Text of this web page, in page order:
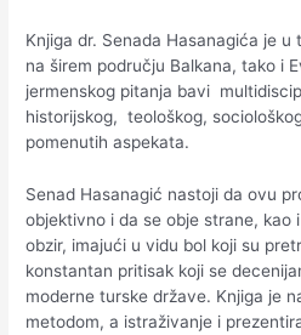
Knjiga dr. Senada Hasanagića je
na širem području Balkana, tako i
jermenskog pitanja bavi
historijskog, teološkog,
pomenutih aspekata.
Senad Hasanagić nastoji da ovu
objektivno i da se obje strane, kao
obzir, imajući u vidu bol koji su
konstantan pritisak koji se
moderne turske države. Knjiga je
metodom, a istraživanje i